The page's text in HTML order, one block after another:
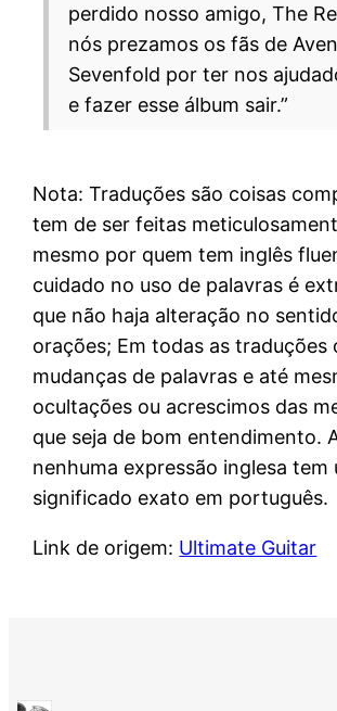
perdido nosso amigo, The
nós prezamos os fãs de
Sevenfold por ter nos
e fazer esse álbum sair.”
Nota: Traduções são coisas
tem de ser feitas
mesmo por quem tem inglês
cuidado no uso de palavras é
que não haja alteração no
orações; Em todas as traduções
mudanças de palavras e até
ocultações ou acrescimos das
que seja de bom entendimento.
nenhuma expressão inglesa tem
significado exato em português.
Link de origem: Ultimate Guitar